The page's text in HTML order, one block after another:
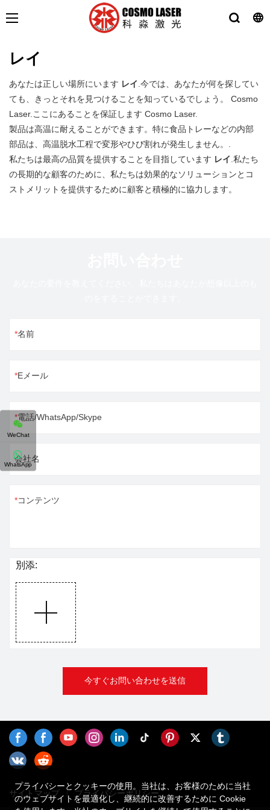
レイ
あなたは正しい場所にいます レイ.今では、あなたが何を探してい
ても、きっとそれを見つけることを知っているでしょう。 Cosmo
Laser.ここにあることを保証します Cosmo Laser.
製品は高温に耐えることができます。特に食品トレーなどの内部
部品は、高温脱水工程で変形やひび割れが発生しません。.
私たちは最高の品質を提供することを目指しています レイ.私たち
の長期的な顧客のために、私たちは効果的なソリューションとコ
ストメリットを提供するために顧客と積極的に協力します。
名前
Eメール
電話/WhatsApp/Skype
会社名
コンテンツ
別添:
今すぐお問い合わせを送信
サイトマップ プライバシーポリシー
プライバシーとクッキーの使用。当社は、お客様のために当社
のウェブサイトを最適化し、継続的に改善するために Cookie
WeChat
WhatsApp